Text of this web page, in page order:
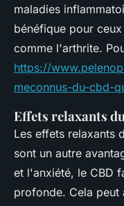
maladies
bénéfique pour
comme l'arthrite.
https://
meconnus-du-cbd-
Effets relaxants
Les effets relaxants
sont un autre
et l'anxiété, le CBD
profonde. Cela peut